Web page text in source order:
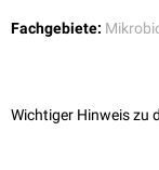
Fachgebiete:
Wichtiger Hinweis zu